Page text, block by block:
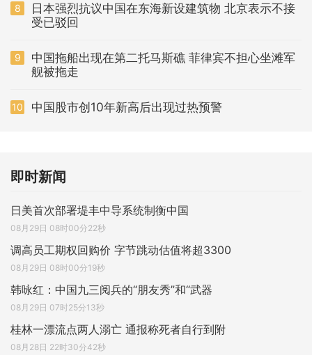
8
日本强烈抗议中国在东海新设建筑物 北京表示不接
受已驳回
9
中国拖船出现在第二托马斯礁 菲律宾不担心坐滩军
舰被拖走
10 中国股市创10年新高后出现过热预警
即时新闻
日美首次部署堤丰中导系统制衡中国
08月29日 08时00分22秒
调高员工期权回购价 字节跳动估值将超3300
08月29日 08时00分19秒
韩咏红：中国九三阅兵的“朋友秀”和“武器
08月29日 07时25分13秒
桂林一漂流点两人溺亡 通报称死者自行到附
08月28日 22时30分42秒